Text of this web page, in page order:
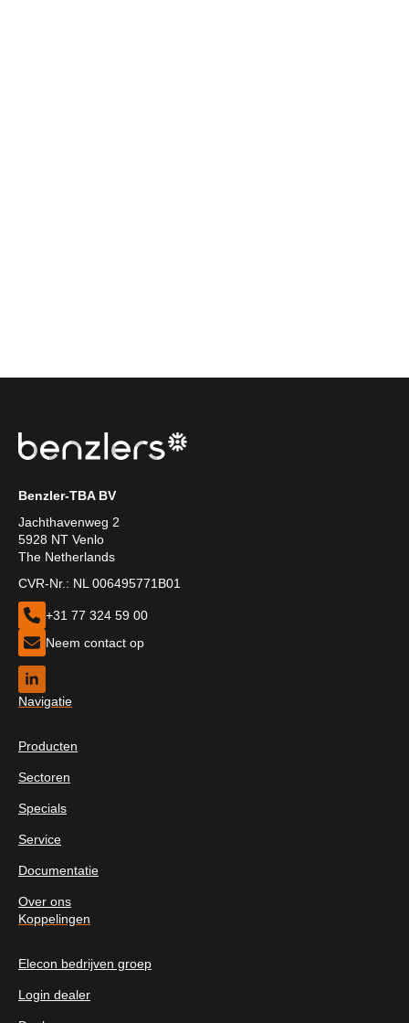
Benzler-TBA BV
Jachthavenweg 2
5928 NT Venlo
The Netherlands
CVR-Nr.: NL 006495771B01
+31 77 324 59 00
Neem contact op
Navigatie
Producten
Sectoren
Specials
Service
Documentatie
Over ons
Koppelingen
Elecon bedrijven groep
Login dealer